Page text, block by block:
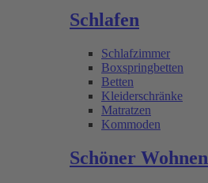
Schlafen
Schlafzimmer
Boxspringbetten
Betten
Kleiderschränke
Matratzen
Kommoden
Schöner Wohnen